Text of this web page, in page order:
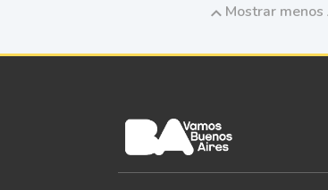
Mostrar menos